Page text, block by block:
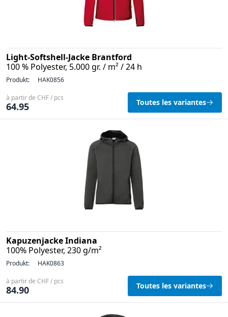
Light-Softshell-Jacke Brantford
100 % Polyester, 5.000 gr. / m² / 24 h
Produkt: HAK0856
à partir de CHF / pcs
64.95 Toutes les variantes
Kapuzenjacke Indiana
100% Polyester, 230 g/m²
Produkt: HAK0863
à partir de CHF / pcs
84.90 Toutes les variantes